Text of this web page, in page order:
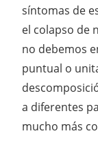
síntomas de
el colapso de
no debemos
puntual o
a diferentes
mucho más